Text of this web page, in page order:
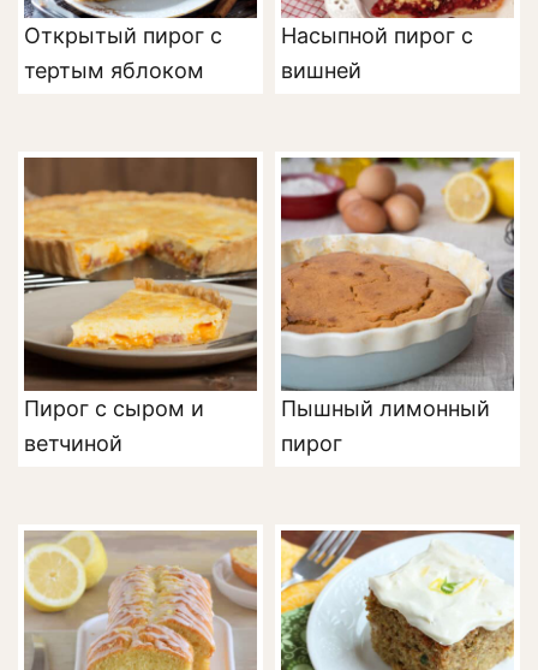
Открытый пирог с
тертым яблоком
Насыпной пирог с
вишней
Пирог с сыром и
ветчиной
Пышный лимонный
пирог